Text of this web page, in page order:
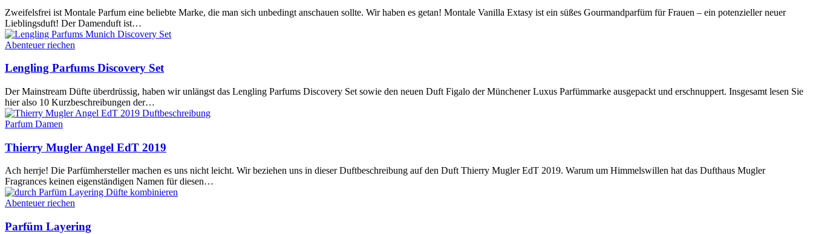
Zweifelsfrei ist Montale Parfum eine beliebte Marke, die man sich unbedingt anschauen sollte. Wir haben es getan! Montale Vanilla Extasy ist ein süßes Gourmandparfüm für Frauen – ein potenzieller neuer
Lieblingsduft! Der Damenduft ist…
Abenteuer riechen
Lengling Parfums Discovery Set
Der Mainstream Düfte überdrüssig, haben wir unlängst das Lengling Parfums Discovery Set sowie den neuen Duft Figalo der Münchener Luxus Parfümmarke ausgepackt und erschnuppert. Insgesamt lesen Sie
hier also 10 Kurzbeschreibungen der…
Parfum Damen
Thierry Mugler Angel EdT 2019
Ach herrje! Die Parfümhersteller machen es uns nicht leicht. Wir beziehen uns in dieser Duftbeschreibung auf den Duft Thierry Mugler EdT 2019. Warum um Himmelswillen hat das Dufthaus Mugler
Fragrances keinen eigenständigen Namen für diesen…
Abenteuer riechen
Parfüm Layering